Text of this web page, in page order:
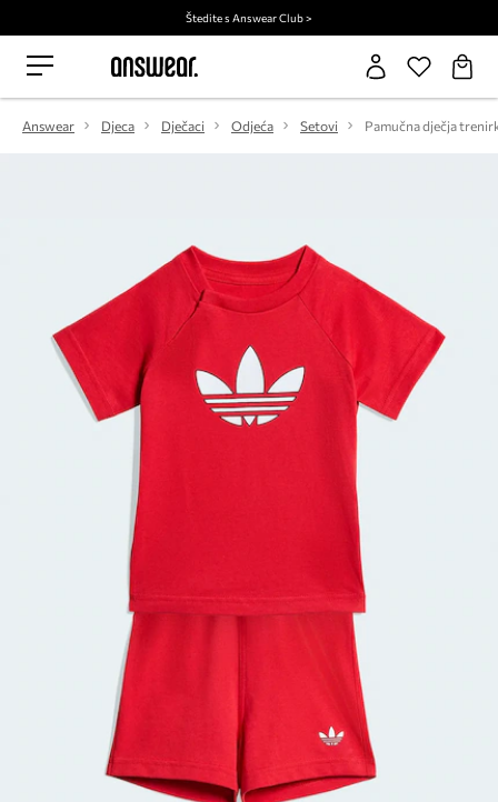
Štedite s Answear Club >
Answear Djeca Dječaci Odjeća Setovi